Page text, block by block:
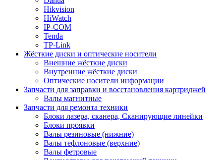
Hikvision
HiWatch
IP-COM
Tenda
TP-Link
Жёсткие диски и оптические носители
Внешние жёсткие диски
Внутренние жёсткие диски
Оптические носители информации
Запчасти для заправки и восстановления картриджей
Валы магнитные
Запчасти для ремонта техники
Блоки лазера, сканера, Сканирующие линейки
Блоки проявки
Валы резиновые (нижние)
Валы тефлоновые (верхние)
Валы фетровые